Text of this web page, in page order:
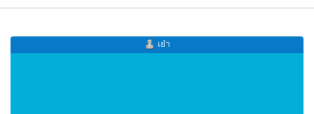
เย๋า